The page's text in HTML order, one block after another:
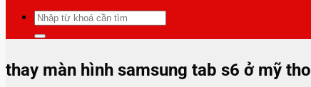
Tìm
kiếm:
thay màn hình samsung tab s6 ở mỹ tho